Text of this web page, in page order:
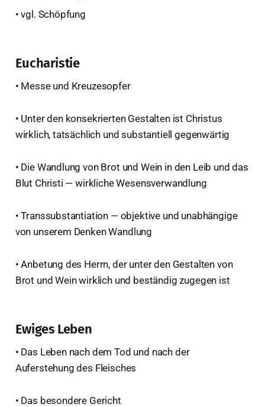
• vgl. Schöpfung
Eucharistie
• Messe und Kreuzesopfer
• Unter den konsekrierten Gestalten ist Christus
wirklich, tatsächlich und substantiell gegenwärtig
• Die Wandlung von Brot und Wein in den Leib und das
Blut Christi — wirkliche Wesensverwandlung
• Transsubstantiation — objektive und unabhängige
von unserem Denken Wandlung
• Anbetung des Herrn, der unter den Gestalten von
Brot und Wein wirklich und beständig zugegen ist
Ewiges Leben
• Das Leben nach dem Tod und nach der
Auferstehung des Fleisches
• Das besondere Gericht